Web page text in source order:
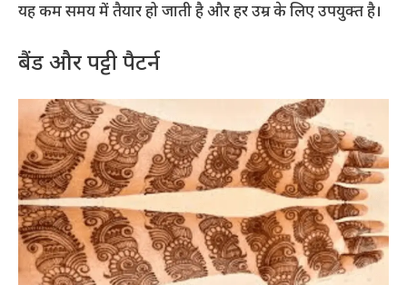
यह कम समय में तैयार हो जाती है और हर उम्र के लिए उपयुक्त है।
बैंड और पट्टी पैटर्न